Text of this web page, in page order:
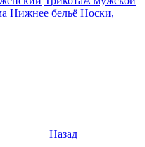
Нижнее бельё Носки,
Назад